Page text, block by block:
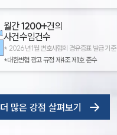
월간1200+건의
사건수임건수
* 2026년 1월 변호사협회 경유증표 발급 기준
*대한변협 광고 규정 제4조 제1호 준수
더 많은 강점 살펴보기